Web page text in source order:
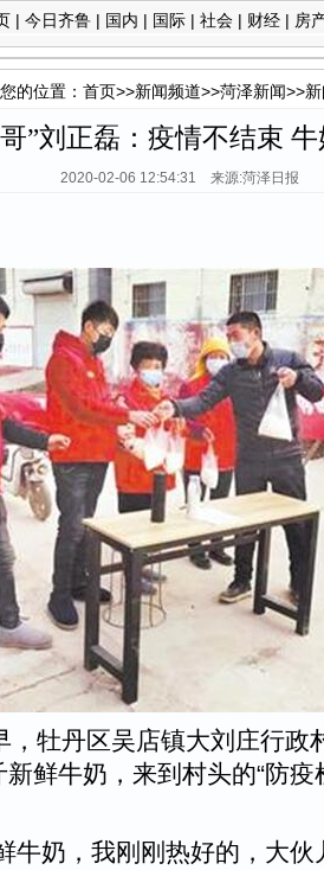
| 今日齐鲁 | 国内 | 国际 | 社会 | 财经 | 房
您的位置： 首页>>新闻频道>>菏泽新闻>>
”刘正磊：疫情不结束
2020-02-06 12:54:31 来源:菏泽日报
牡丹区吴店镇大刘庄行政
鲜牛奶，来到村头的“防疫
奶，我刚刚热好的，大伙